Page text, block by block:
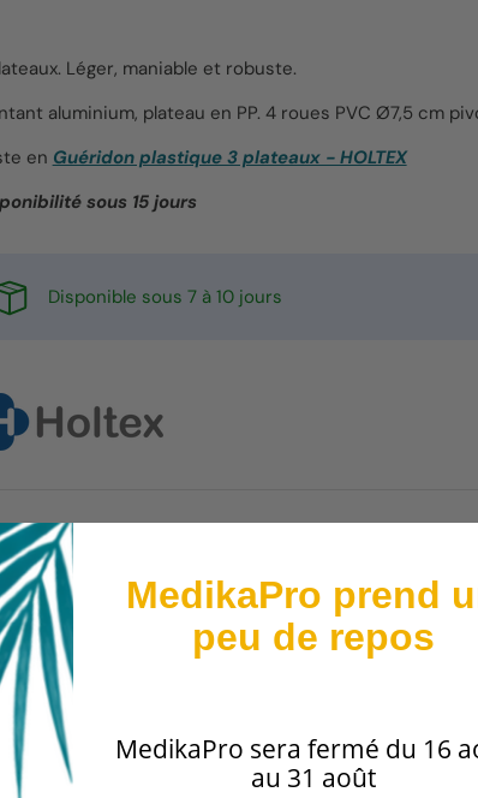
Léger, maniable et robuste.
aluminium, plateau en PP. 4 roues PVC Ø7,5 cm
en Guéridon plastique 3 plateaux - HOLTEX
sous 15 jours
Disponible sous 7 à 10 jours
Paiement Sécurisé
Livraison
MedikaPro prend
peu de repos
MedikaPro sera fermé du 16
au 31 août